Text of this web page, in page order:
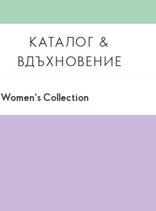
КАТАЛОГ &
ВДЪХНОВЕНИЕ
Women's Collection